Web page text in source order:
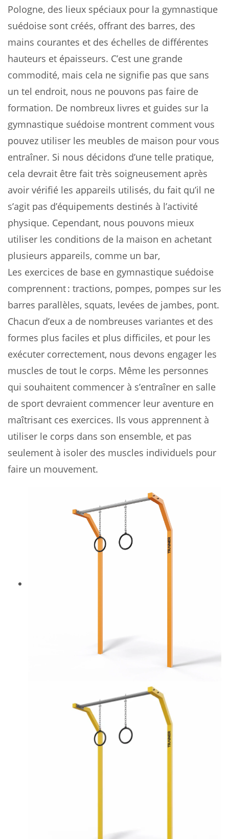
Pologne, des lieux spéciaux pour la gymnastique
suédoise sont créés, offrant des barres, des
mains courantes et des échelles de différentes
hauteurs et épaisseurs. C’est une grande
commodité, mais cela ne signifie pas que sans
un tel endroit, nous ne pouvons pas faire de
formation. De nombreux livres et guides sur la
gymnastique suédoise montrent comment vous
pouvez utiliser les meubles de maison pour vous
entraîner. Si nous décidons d’une telle pratique,
cela devrait être fait très soigneusement après
avoir vérifié les appareils utilisés, du fait qu’il ne
s’agit pas d’équipements destinés à l’activité
physique. Cependant, nous pouvons mieux
utiliser les conditions de la maison en achetant
plusieurs appareils, comme un bar,
Les exercices de base en gymnastique suédoise
comprennent : tractions, pompes, pompes sur les
barres parallèles, squats, levées de jambes, pont.
Chacun d’eux a de nombreuses variantes et des
formes plus faciles et plus difficiles, et pour les
exécuter correctement, nous devons engager les
muscles de tout le corps. Même les personnes
qui souhaitent commencer à s’entraîner en salle
de sport devraient commencer leur aventure en
maîtrisant ces exercices. Ils vous apprennent à
utiliser le corps dans son ensemble, et pas
seulement à isoler des muscles individuels pour
faire un mouvement.